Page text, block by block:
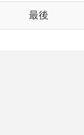
最後